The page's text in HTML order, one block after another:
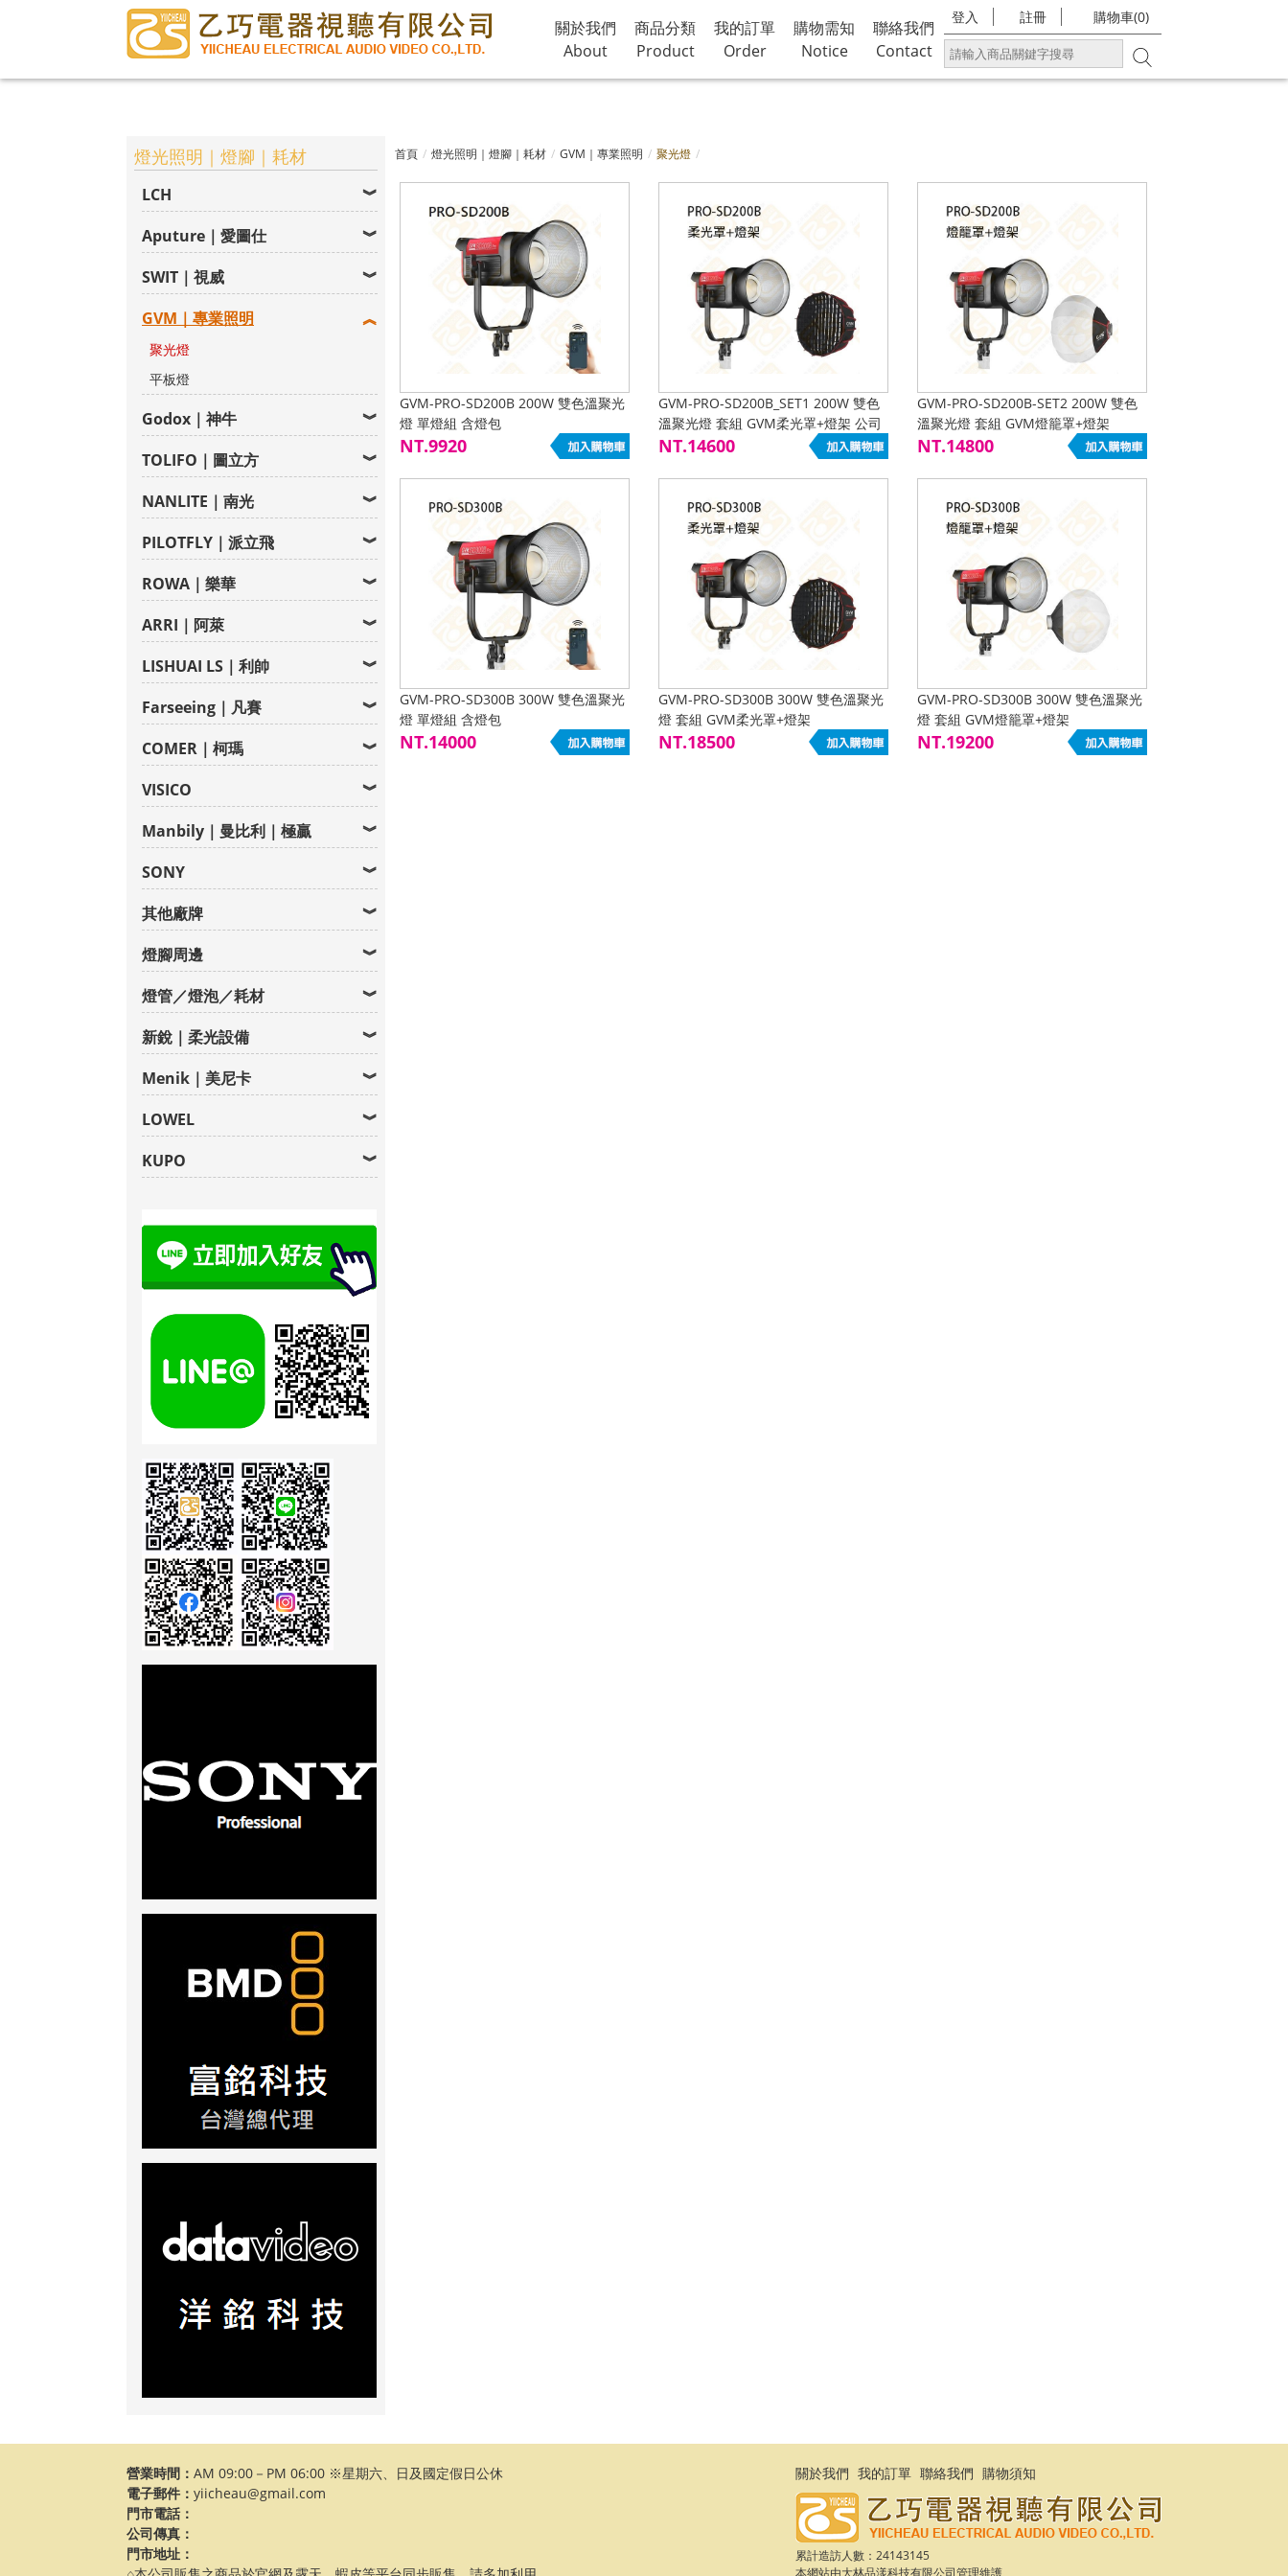
關於我們
About
商品分類
Product
我的訂單
Order
購物需知
Notice
聯絡我們
Contact
登入 註冊 購物車(0)
燈光照明｜燈腳｜耗材
LCH
Aputure｜愛圖仕
SWIT｜視威
GVM｜專業照明
聚光燈
平板燈
Godox｜神牛
TOLIFO｜圖立方
NANLITE｜南光
PILOTFLY｜派立飛
ROWA｜樂華
ARRI｜阿萊
LISHUAI LS｜利帥
Farseeing｜凡賽
COMER｜柯瑪
VISICO
Manbily｜曼比利｜極贏
SONY
其他廠牌
燈腳周邊
燈管／燈泡／耗材
新銳｜柔光設備
Menik｜美尼卡
LOWEL
KUPO
首頁 燈光照明｜燈腳｜耗材 GVM｜專業照明 聚光燈
GVM-PRO-SD200B 200W 雙色溫聚光
燈 單燈組 含燈包
NT.9920
GVM-PRO-SD200B_SET1 200W 雙色
溫聚光燈 套組 GVM柔光罩+燈架 公司
貨
NT.14600
GVM-PRO-SD200B-SET2 200W 雙色
溫聚光燈 套組 GVM燈籠罩+燈架
NT.14800
GVM-PRO-SD300B 300W 雙色溫聚光
燈 單燈組 含燈包
NT.14000
GVM-PRO-SD300B 300W 雙色溫聚光
燈 套組 GVM柔光罩+燈架
NT.18500
GVM-PRO-SD300B 300W 雙色溫聚光
燈 套組 GVM燈籠罩+燈架
NT.19200
營業時間： AM 09:00－PM 06:00 ※星期六、日及國定假日公休
電子郵件： yiicheau@gmail.com
門市電話：
公司傳真：
門市地址：
關於我們 我的訂單 聯絡我們 購物須知
累計造訪人數：24143145
本網站由大林品漾科技有限公司管理維護